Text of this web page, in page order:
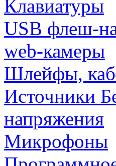
Клавиатуры
USB флеш-
web-камеры
Шлейфы,
Источники
напряжения
Микрофоны